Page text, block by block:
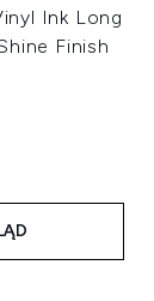
Ink Long
Finish